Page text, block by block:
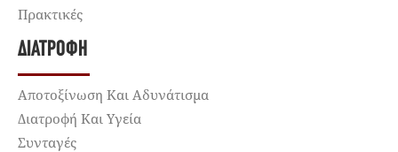
Πρακτικές
ΔΙΑΤΡΟΦΉ
Αποτοξίνωση Και Αδυνάτισμα
Διατροφή Και Υγεία
Συνταγές